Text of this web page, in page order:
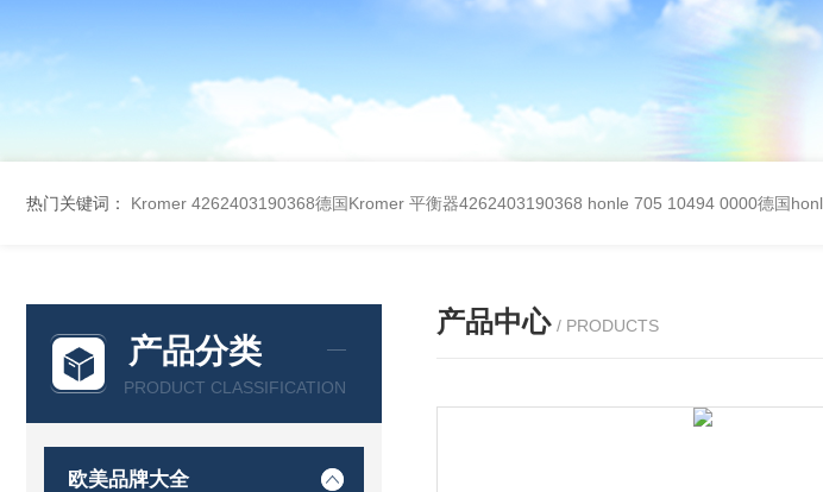
热门关键词： Kromer 4262403190368德国Kromer 平衡器4262403190368 honle 705 10494 0000德国
产品分类
PRODUCT CLASSIFICATION
欧美品牌大全
产品中心 / PRODUCTS